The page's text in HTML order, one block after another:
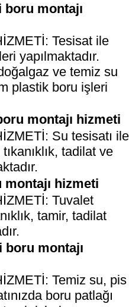
montajı
Tesisat ile
yapılmaktadır.
ve temiz su
plastik boru işleri
montajı hizmeti
Su tesisatı ile
tadilat ve
hizmeti
Tuvalet
tamir, tadilat
boru montajı
Temiz su, pis
boru patlağı